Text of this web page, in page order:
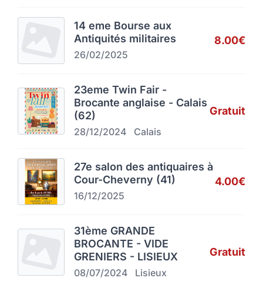
14 eme Bourse aux
Antiquités militaires
26/02/2025
8.00€
23eme Twin Fair -
Brocante anglaise - Calais
(62)
28/12/2024 Calais
Gratuit
27e salon des antiquaires à
Cour-Cheverny (41)
16/12/2025
4.00€
31ème GRANDE
BROCANTE - VIDE
GRENIERS - LISIEUX
08/07/2024 Lisieux
Gratuit